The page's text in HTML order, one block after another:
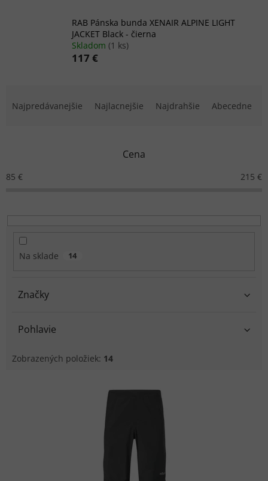
RAB Pánska bunda XENAIR ALPINE LIGHT
JACKET Black - čierna
Skladom (1 ks)
117 €
e
p
Najpredávanejšie Najlacnejšie Najdrahšie Abecedne
Cena
85 € 215 €
Na sklade 14
Značky
Pohlavie
Zobrazených položiek: 14